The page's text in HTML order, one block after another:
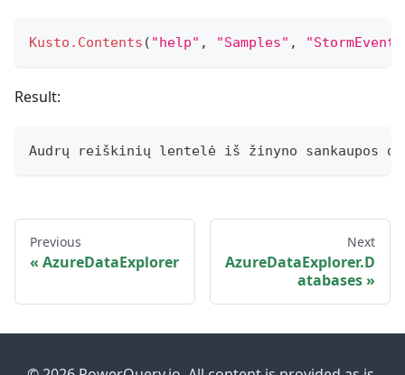
Kusto.Contents ( "help" , "Samples" ,
Result:
Audrų reiškinių lentelė iš žinyno sankaupos
Previous
AzureDataExplorer
Next
AzureDataExplorer.D
atabases